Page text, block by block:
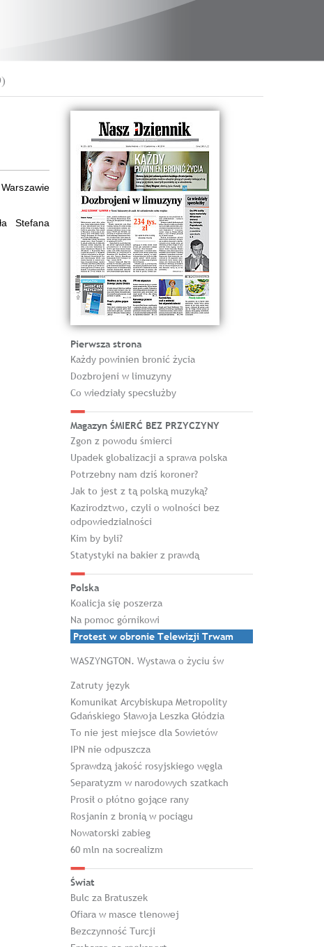
Stefana
Pierwsza strona
Każdy powinien bronić życia
Dozbrojeni w limuzyny
Co wiedziały specsłużby
Magazyn ŚMIERĆ BEZ PRZYCZYNY
Zgon z powodu śmierci
Upadek globalizacji a sprawa polska
Potrzebny nam dziś koroner?
Jak to jest z tą polską muzyką?
Kazirodztwo, czyli o wolności bez
odpowiedzialności
Kim by byli?
Statystyki na bakier z prawdą
Polska
Koalicja się poszerza
Na pomoc górnikowi
Protest w obronie Telewizji Trwam
WASZYNGTON. Wystawa o życiu św
Zatruty język
Komunikat Arcybiskupa Metropolity
Gdańskiego Sławoja Leszka Głódzia
To nie jest miejsce dla Sowietów
IPN nie odpuszcza
Sprawdzą jakość rosyjskiego węgla
Separatyzm w narodowych szatkach
Prosił o płótno gojące rany
Rosjanin z bronią w pociągu
Nowatorski zabieg
60 mln na socrealizm
Świat
Bulc za Bratuszek
Ofiara w masce tlenowej
Bezczynność Turcji